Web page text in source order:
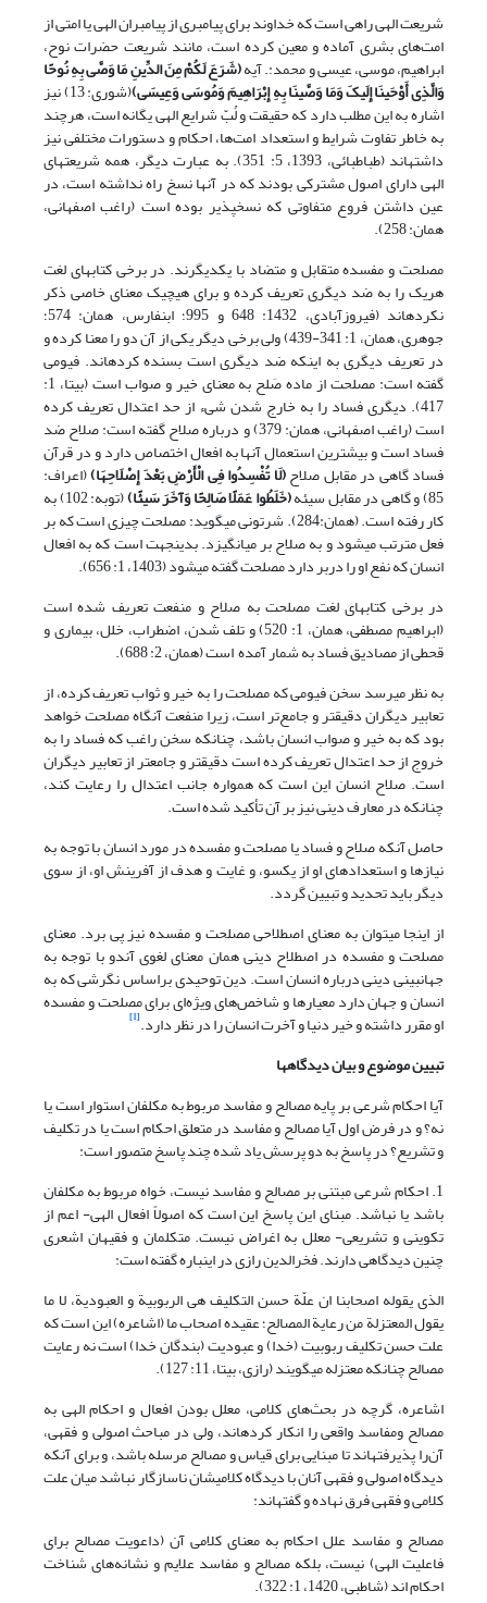
شریعت الهی راهی است که خداوند برای پیامبری از پیامبران الهی یا امتی از
امت‌های بشری آماده و معین کرده است، مانند شریعت حضرات نوح،
ابراهیم، موسی، عیسی و محمد:. آیه(شَرَعَ لَکُمْ مِنَ الدِّینِ مَا وَصَّى بِهِ نُوحًا
وَالَّذِی أَوْحَینَا إِلَیکَ وَمَا وَصَّینَا بِهِ إِبْرَاهِیمَ وَمُوسَى وَعِیسَى) (شوری: 13) نیز
اشاره به این مطلب دارد که حقیقت و لُبّ شرایع الهی یگانه است، هرچند
به خاطر تفاوت شرایط و استعداد امت‌ها، احکام و دستورات مختلفی نیز
داشته‎اند (طباطبائی، 1393، 5: 351). به عبارت دیگر، همه شریعت‎های
الهی دارای اصول مشترکی بودند که در آنها نسخ راه نداشته است، در
عین داشتن فروع متفاوتی که نسخ‏پذیر بوده است (راغب اصفهانی،
همان: 258).
مصلحت و مفسده متقابل و متضاد با یکدیگرند. در برخی کتاب‎های لغت
هریک را به ضد دیگری تعریف کرده و برای هیچ‎یک معنای خاصی ذکر
نکرده‎اند (فیروزآبادی، 1432: 648 و 995؛ ابن‏فارس، همان: 574؛
جوهری، همان، 1: 341-439) ولی برخی دیگر یکی از آن دو را معنا کرده و
در تعریف دیگری به این‎که ضد دیگری است بسنده کرده‎اند. فیومی
گفته است: مصلحت از ماده صَلح به معنای خیر و صواب است (بی‏تا، 1:
417). دیگری فساد را به خارج شدن شیء از حد اعتدال تعریف کرده
است (راغب اصفهانی، همان: 379) و درباره صلاح گفته است: صلاح ضد
فساد است و بیش‎ترین استعمال آن‎ها به افعال اختصاص دارد و در قرآن
فساد گاهی در مقابل صلاح(لَا تُفْسِدُوا فِی الْأَرْضِ بَعْدَ إِصْلَاحِهَا)(اعراف:
85) و گاهی در مقابل سیئه (خَلَطُوا عَمَلًا صَالِحًا وَآخَرَ سَیئًا) (توبه: 102) به
کار رفته است. (همان:284). شرتونی می‏گوید: مصلحت چیزی است که بر
فعل مترتب می‎شود و به صلاح بر می‎انگیزد. بدین‎جهت است که به افعال
انسان‎ که نفع او را دربر دارد مصلحت گفته می‎شود (1403، 1: 656).
در برخی کتاب‏های لغت مصلحت به صلاح و منفعت تعریف شده است
(ابراهیم مصطفی، همان، 1: 520) و تلف شدن، اضطراب، خلل، بیماری و
قحطی از مصادیق فساد به شمار آمده است (همان، 2: 688).
به نظر می‎رسد سخن فیومی که مصلحت را به خیر و ثواب تعریف کرده، از
تعابیر دیگران دقیق‎تر و جامع‌تر است، زیرا منفعت آن‏گاه مصلحت خواهد
بود که به خیر و صواب انسان باشد، چنان‎که سخن راغب که فساد را به
خروج از حد اعتدال تعریف کرده است دقیق‎تر و جامع‎تر از تعابیر دیگران
است. صلاح انسان این‎ است که همواره جانب اعتدال را رعایت کند،
چنانکه در معارف دینی نیز بر آن تأکید شده است.
حاصل آن‎که صلاح و فساد یا مصلحت و مفسده در مورد انسان با توجه به
نیازها و استعداد‌های او از یک‎سو، و غایت و هدف از آفرینش او، از سوی
دیگر باید تحدید و تبیین گردد.
از این‎جا می‎توان به معنای اصطلاحی مصلحت و مفسده نیز پی برد. معنای
مصلحت و مفسده در اصطلاح دینی همان معنای لغوی آن‏دو با توجه به
جهان‏بینی دینی درباره انسان است. دین توحیدی براساس نگرشی که به
انسان و جهان دارد معیارها و شاخص‌های ویژه‌ای برای مصلحت و مفسده
او مقرر داشته و خیر دنیا و آخرت انسان ‌را در نظر دارد.[1]
تبیین موضوع و بیان دیدگاه‏ها
آیا احکام شرعی بر پایه مصالح و مفاسد مربوط به مکلفان استوار است یا
نه؟ و در فرض اول آیا مصالح و مفاسد در متعلق احکام است یا در تکلیف
و تشریع؟ در پاسخ به دو پرسش یاد شده چند پاسخ متصور است:
1. احکام شرعی مبتنی بر مصالح و مفاسد نیست، خواه مربوط به مکلفان
باشد یا نباشد. مبنای این پاسخ این است که اصولاً افعال الهی- اعم از
تکوینی و تشریعی- معلل به اغراض نیست. متکلمان و فقیهان اشعری
چنین دیدگاهی دارند. فخرالدین رازی در این‎باره گفته است:
الذی یقوله اصحابنا ان علّة حسن التکلیف هی الربوبیة و العبودیة، لا ما
یقول المعتزلة من رعایة المصالح؛ عقیده اصحاب ما (اشاعره) این است که
علت حسن تکلیف ربوبیت (خدا) و عبودیت (بندگان خدا) است نه رعایت
مصالح چنان‎که معتزله می‎گویند (رازی، بی‏تا، 11: 127).
اشاعره، گرچه در بحث‌های کلامی، معلل بودن افعال و احکام الهی به
مصالح ومفاسد واقعی را انکار کرده‎اند، ولی در مباحث اصولی و فقهی،
آن‌را پذیرفته‎اند تا مبنایی برای قیاس و مصالح مرسله باشد، و برای آن‎که
دیدگاه اصولی و فقهی آنان با دیدگاه کلامی‏شان ناسازگار نباشد میان علت
کلامی و فقهی فرق نهاده و گفته‎اند:
مصالح و مفاسد علل احکام به معنای کلامی آن (داعویت مصالح برای
فاعلیت الهی) نیست، بلکه مصالح و مفاسد علایم و نشانه‌های شناخت
احکام اند (شاطبی، 1420، 1: 322).